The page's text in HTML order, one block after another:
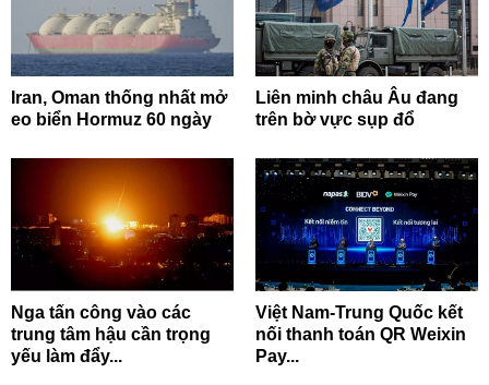
Iran, Oman thống nhất mở
eo biển Hormuz 60 ngày
Liên minh châu Âu đang
trên bờ vực sụp đổ
Nga tấn công vào các
trung tâm hậu cần trọng
yếu làm đẩy...
Việt Nam-Trung Quốc kết
nối thanh toán QR Weixin
Pay...